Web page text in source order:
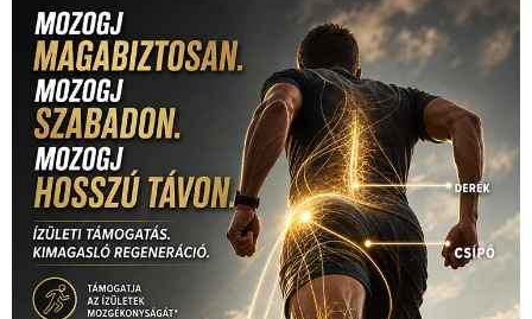
kosárlabda(166) Lewis Hamilton(168)
magyar
labdarúgóválogatott(148)Mercedes (244) motorsport(153)
Opel
Dakar Team(132)Rali Világbajnokság (122) Rendezvény(142)
rio
2016(373)sport Sportime Magazin(128)szabadidősport
(316) Szalay Balázs(126) tenisz(416) táplálkozás(155)utazás
(126)Video(247)világbajnokság (162) Világkupa(129)
vitorlázás
(222) vívás(174) (197) Érdi Mária(130)életmód(416)
úszás(361)
Hirdetés